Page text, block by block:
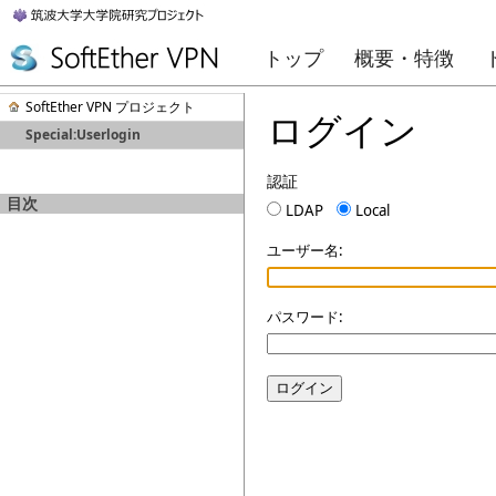
トップ 概要・特徴
SoftEther VPN プロジェクト
Special:Userlogin
目次
ログイン
認証
LDAP
Local
ユーザー名:
パスワード:
ログイン